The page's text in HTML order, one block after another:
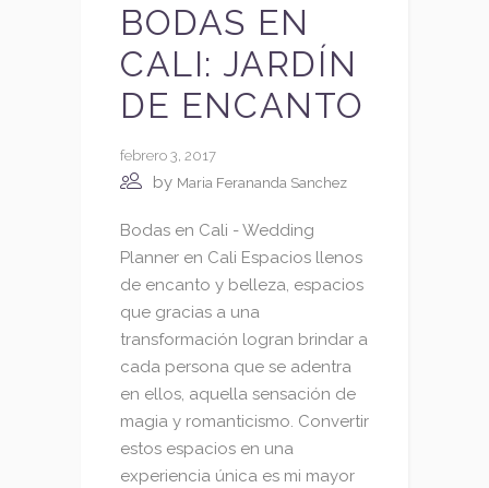
BODAS EN
CALI: JARDÍN
DE ENCANTO
febrero 3, 2017
by Maria Ferananda Sanchez
Bodas en Cali - Wedding
Planner en Cali Espacios llenos
de encanto y belleza, espacios
que gracias a una
transformación logran brindar a
cada persona que se adentra
en ellos, aquella sensación de
magia y romanticismo. Convertir
estos espacios en una
experiencia única es mi mayor